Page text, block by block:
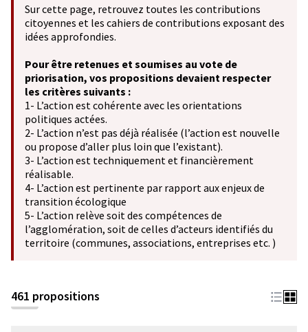
Sur cette page, retrouvez toutes les contributions
citoyennes et les cahiers de contributions exposant des
idées approfondies.
Pour être retenues et soumises au vote de
priorisation, vos propositions devaient respecter
les critères suivants :
1- L’action est cohérente avec les orientations
politiques actées.
2- L’action n’est pas déjà réalisée (l’action est nouvelle
ou propose d’aller plus loin que l’existant).
3- L’action est techniquement et financièrement
réalisable.
4- L’action est pertinente par rapport aux enjeux de
transition écologique
5- L’action relève soit des compétences de
l’agglomération, soit de celles d’acteurs identifiés du
territoire (communes, associations, entreprises etc. )
461 propositions